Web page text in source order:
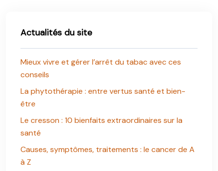
Actualités du site
Mieux vivre et gérer l’arrêt du tabac avec ces
conseils
La phytothérapie : entre vertus santé et bien-
être
Le cresson : 10 bienfaits extraordinaires sur la
santé
Causes, symptômes, traitements : le cancer de A
à Z